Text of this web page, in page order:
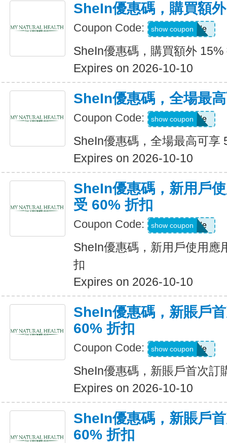
SheIn優惠碼，購買額
Coupon Code: Show Code
show coupon
SheIn優惠碼，購買額外 15%
Expires on 2026-10-10
SheIn優惠碼，全場最
Coupon Code: Show Code
show coupon
SheIn優惠碼，全場最高可享
Expires on 2026-10-10
SheIn優惠碼，新用戶
受 60% 折扣
Coupon Code: Show Code
show coupon
SheIn優惠碼，新用戶使用應
扣
Expires on 2026-10-10
SheIn優惠碼，新賬戶
60% 折扣
Coupon Code: Show Code
show coupon
SheIn優惠碼，新賬戶首次訂
Expires on 2026-10-10
SheIn優惠碼，新賬戶
60% 折扣